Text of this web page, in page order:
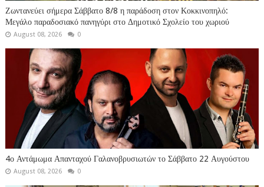
Ζωντανεύει σήμερα Σάββατο 8/8 η παράδοση στον Κοκκινοπηλό:
Μεγάλο παραδοσιακό πανηγύρι στο Δημοτικό Σχολείο του χωριού
August 08, 2026 0
4ο Αντάμωμα Απανταχού Γαλανοβρυσιωτών το Σάββατο 22 Αυγούστου
August 08, 2026 0